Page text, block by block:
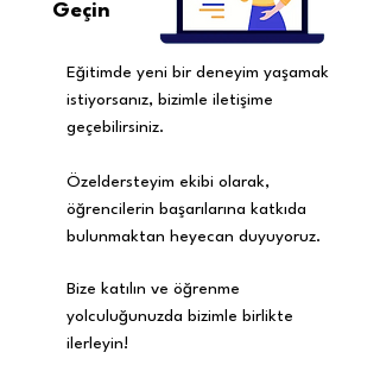
Geçin
Eğitimde yeni bir deneyim yaşamak
istiyorsanız, bizimle iletişime
geçebilirsiniz.
Özeldersteyim ekibi olarak,
öğrencilerin başarılarına katkıda
bulunmaktan heyecan duyuyoruz.
Bize katılın ve öğrenme
yolculuğunuzda bizimle birlikte
ilerleyin!